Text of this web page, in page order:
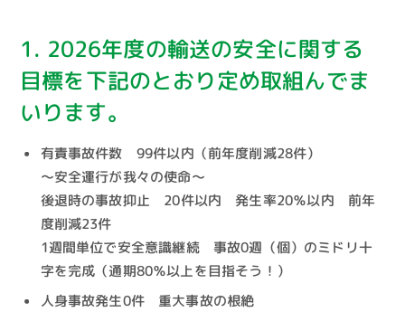
1. 2026年度の輸送の安全に関する
目標を下記のとおり定め取組んでま
いります。
有責事故件数 99件以内（前年度削減28件）
～安全運行が我々の使命～
後退時の事故抑止 20件以内 発生率20％以内 前年
度削減23件
1週間単位で安全意識継続 事故0週（個）のミドリ十
字を完成（通期80％以上を目指そう！）
人身事故発生0件 重大事故の根絶